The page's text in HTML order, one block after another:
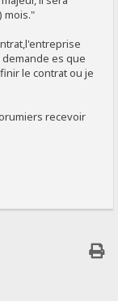
mois."
es que
le contrat ou je
recevoir